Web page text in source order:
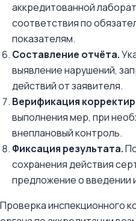
аккредитованной
соответствия по
показателям.
Составление отчёта.
выявление нарушений,
действий от заявителя.
Верификация
выполнения мер, при
внеплановый контроль.
Фиксация результата.
сохранения действия
предложение о введении
Проверка инспекционного